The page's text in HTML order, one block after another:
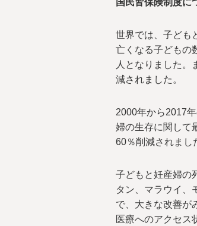
国民皆保険制度に
世界では、子ども
亡くなる子どもの
人となりました。
減されました。
2000年から2017
婦の生存に関して
60％削減されまし
子どもと妊産婦の
タン、マラウイ、
で、大きな改善が
医療へのアクセス